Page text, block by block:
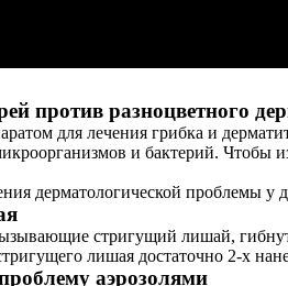
против разноцветного
для лечения грибка и
и бактерий. Чтобы
дерматологической проблемы у
стригущий лишай, гибнут
лишая достаточно 2-х
аэрозолями